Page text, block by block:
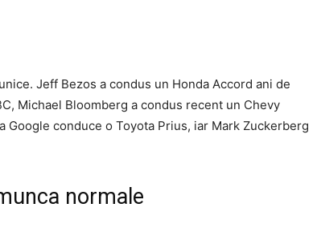
Jeff Bezos a condus un Honda Accord ani de
Michael Bloomberg a condus recent un Chevy
Google conduce o Toyota Prius, iar Mark Zuckerberg
normale